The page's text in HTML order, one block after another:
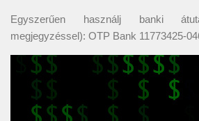
Egyszerűen használj banki
megjegyzéssel): OTP Bank 11773425-